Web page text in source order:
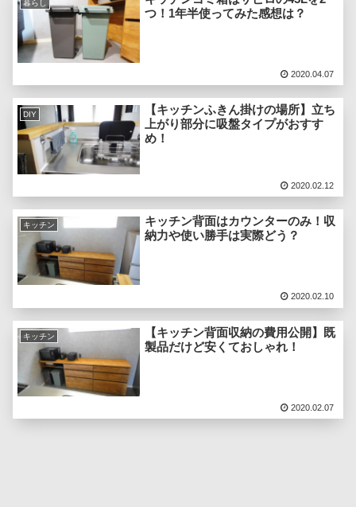
暮らし
つ！1年半使ってみた感想は？
2020.04.07
DIY
【キッチンふきん掛けの場所】立ち
上がり部分に吸盤タイプがおすす
め！
2020.02.12
キッチン
キッチン背面はカウンターのみ！収
納力や使い勝手は実際どう？
2020.02.10
キッチン
【キッチン背面収納の費用公開】既
製品だけど安くておしゃれ！
2020.02.07